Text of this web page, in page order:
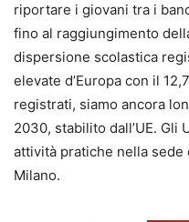
riportare i giovani tra i
fino al raggiungimento
dispersione scolastica
elevate d’Europa con il
registrati, siamo ancora
2030, stabilito dall’UE. Gli
attività pratiche nella sede
Milano.